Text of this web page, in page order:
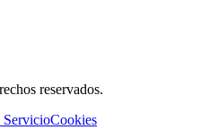
reservados.
ServicioCookies